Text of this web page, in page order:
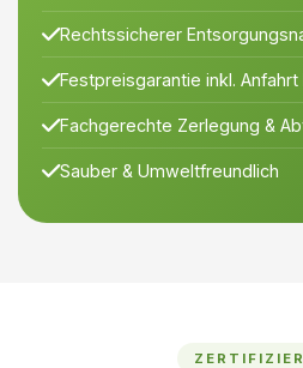
Rechtssicherer
Festpreisgarantie inkl. Anfahrt
Fachgerechte Zerlegung &
Sauber & Umweltfreundlich